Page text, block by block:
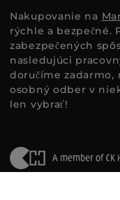
Nakupovanie na
rýchle a bezpečné.
zabezpečených
nasledujúci
doručíme zadarmo,
osobný odber v
len vybrať!